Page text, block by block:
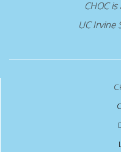
CHOC
UC Irvine